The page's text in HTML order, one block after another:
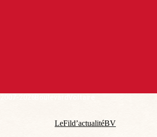
Le Fil d’actualité BV